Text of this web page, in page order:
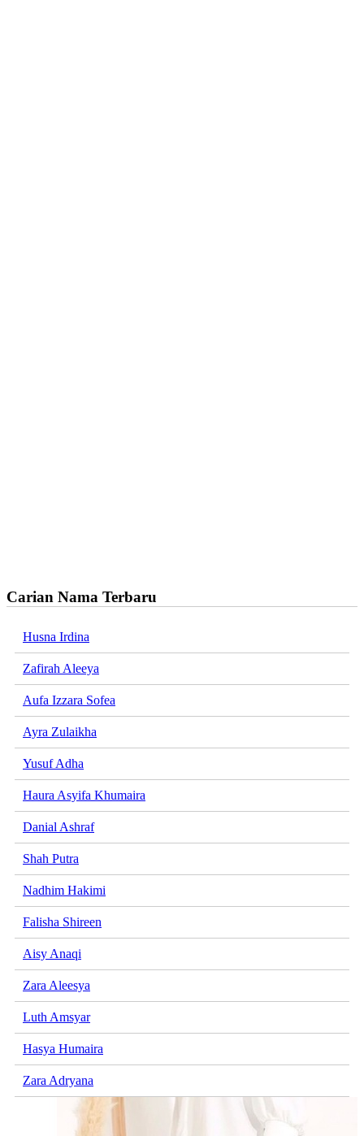
Carian Nama Terbaru
Husna Irdina
Zafirah Aleeya
Aufa Izzara Sofea
Ayra Zulaikha
Yusuf Adha
Haura Asyifa Khumaira
Danial Ashraf
Shah Putra
Nadhim Hakimi
Falisha Shireen
Aisy Anaqi
Zara Aleesya
Luth Amsyar
Hasya Humaira
Zara Adryana